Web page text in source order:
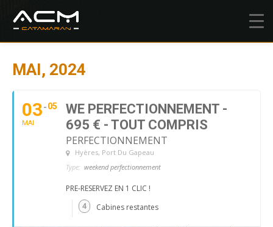
MAI, 2024
03
MAI
05
WE PERFECTIONNEMENT -
695 € - TOUT COMPRIS
PERFECTIONNEMENT
Hyères, Port Du Gapeau
Type: weekend perfectionnement
PRE-RESERVEZ EN 1 CLIC !
4 Cabines restantes